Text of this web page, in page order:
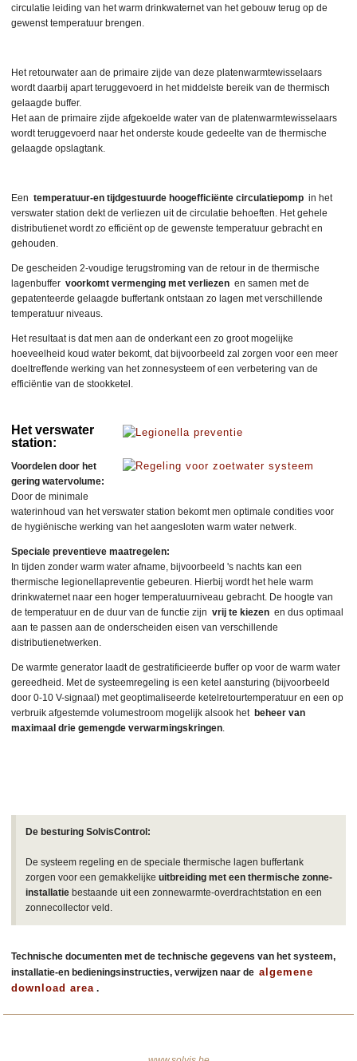
circulatie leiding van het warm drinkwaternet van het gebouw terug op de
gewenst temperatuur brengen.
Het retourwater aan de primaire zijde van deze platenwarmtewisselaars
wordt daarbij apart teruggevoerd in het middelste bereik van de thermisch
gelaagde buffer.
Het aan de primaire zijde afgekoelde water van de platenwarmtewisselaars
wordt teruggevoerd naar het onderste koude gedeelte van de thermische
gelaagde opslagtank.
Eentemperatuur-en tijdgestuurde hoogefficiënte circulatiepomp in het
verswater station dekt de verliezen uit de circulatie behoeften. Het gehele
distributienet wordt zo efficiënt op de gewenste temperatuur gebracht en
gehouden.
De gescheiden 2-voudige terugstroming van de retour in de thermische
lagenbuffervoorkomt vermenging met verliezen en samen met de
gepatenteerde gelaagde buffertank ontstaan zo lagen met verschillende
temperatuur niveaus.
Het resultaat is dat men aan de onderkant een zo groot mogelijke
hoeveelheid koud water bekomt, dat bijvoorbeeld zal zorgen voor een meer
doeltreffende werking van het zonnesysteem of een verbetering van de
efficiëntie van de stookketel.
Het verswater
station:
Voordelen door het
gering watervolume:
Door de minimale
waterinhoud van het verswater station bekomt men optimale condities voor
de hygiënische werking van het aangesloten warm water netwerk.
Speciale preventieve maatregelen:
In tijden zonder warm water afname, bijvoorbeeld 's nachts kan een
thermische legionellapreventie gebeuren. Hierbij wordt het hele warm
drinkwaternet naar een hoger temperatuurniveau gebracht. De hoogte van
de temperatuur en de duur van de functie zijnvrij te kiezen en dus optimaal
aan te passen aan de onderscheiden eisen van verschillende
distributienetwerken.
De warmte generator laadt de gestratificieerde buffer op voor de warm water
gereedheid. Met de systeemregeling is een ketel aansturing (bijvoorbeeld
door 0-10 V-signaal) met geoptimaliseerde ketelretourtemperatuur en een op
verbruik afgestemde volumestroom mogelijk alsook het beheer van
maximaal drie gemengde verwarmingskringen.
De besturing SolvisControl:
De systeem regeling en de speciale thermische lagen buffertank
zorgen voor een gemakkelijkeuitbreiding met een thermische zonne-
installatie bestaande uit een zonnewarmte-overdrachtstation en een
zonnecollector veld.
Technische documenten met de technische gegevens van het systeem,
installatie-en bedieningsinstructies, verwijzen naar dealgemene
download area .